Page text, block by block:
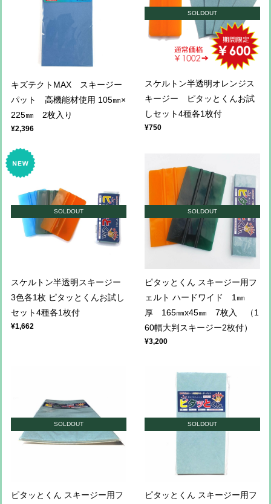
キズテクトMAX スキージー
パット 高機能材使用 105㎜×
225㎜ 2枚入り
¥2,396
SOLDOUT
スケルトン半透明オレンジス
キージー ピタッとくんお試
しセット4種各1枚付
¥750
SOLDOUT
スケルトン半透明スキージー
3色各1枚 ピタッとくんお試し
セット4種各1枚付
¥1,662
SOLDOUT
ピタッとくん スキージー用フ
ェルト ハードワイド 1㎜
厚 165㎜x45㎜ 7枚入 （1
60幅大判スキージー2枚付）
¥3,200
SOLDOUT
ピタッとくん スキージー用フ
SOLDOUT
ピタッとくん スキージー用フ